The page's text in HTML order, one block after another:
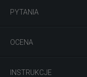
PYTANIA
OCENA
INSTRUKCJE